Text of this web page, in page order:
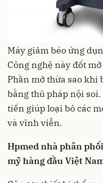
Máy giảm béo ứng
Công nghệ này đốt
Phần mỡ thừa sao khi
bằng thủ pháp nội
tiến giúp loại bỏ các
và vĩnh viễn.
Hpmed nhà phân
mỹ hàng đầu Việt